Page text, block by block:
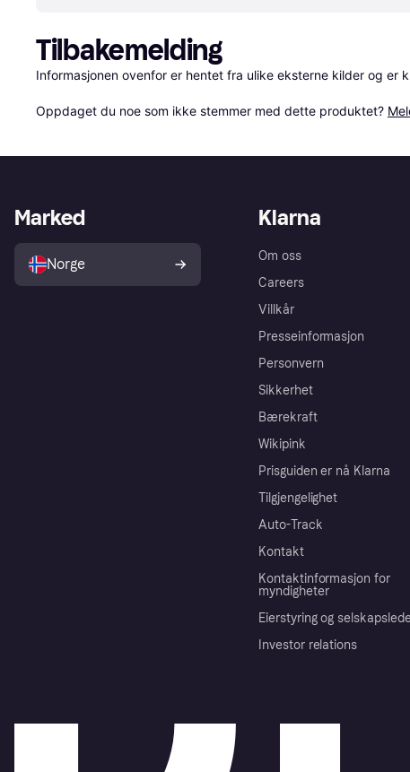
Tilbakemelding
Informasjonen ovenfor er hentet fra ulike eksterne kilder og er
Oppdaget du noe som ikke stemmer med dette produktet?
Klarna
Om oss
Careers
Villkår
Presseinformasjon
Personvern
Sikkerhet
Bærekraft
Wikipink
Prisguiden er nå Klarna
Tilgjengelighet
Auto-Track
Kontakt
Kontaktinformasjon for
myndigheter
Eierstyring og
Investor relations
Marked
Norge